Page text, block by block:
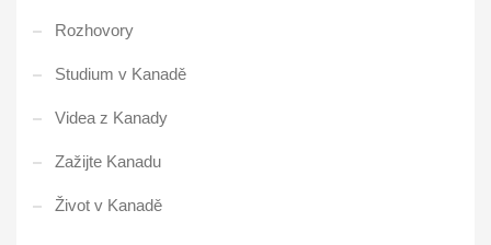
Rozhovory
Studium v Kanadě
Videa z Kanady
Zažijte Kanadu
Život v Kanadě